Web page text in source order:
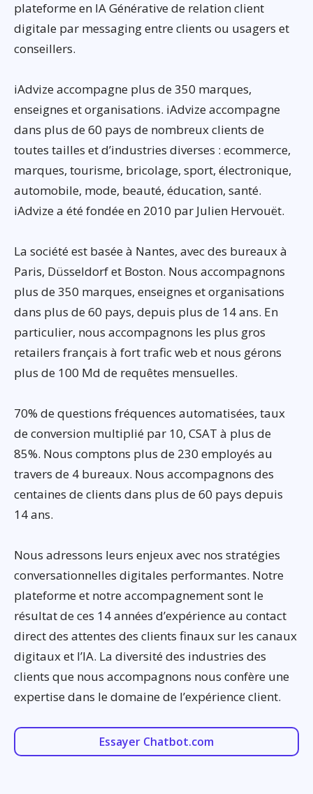
plateforme en IA Générative de relation client
digitale par messaging entre clients ou usagers et
conseillers.
iAdvize accompagne plus de 350 marques,
enseignes et organisations. iAdvize accompagne
dans plus de 60 pays de nombreux clients de
toutes tailles et d’industries diverses : ecommerce,
marques, tourisme, bricolage, sport, électronique,
automobile, mode, beauté, éducation, santé.
iAdvize a été fondée en 2010 par Julien Hervouët.
La société est basée à Nantes, avec des bureaux à
Paris, Düsseldorf et Boston. Nous accompagnons
plus de 350 marques, enseignes et organisations
dans plus de 60 pays, depuis plus de 14 ans. En
particulier, nous accompagnons les plus gros
retailers français à fort trafic web et nous gérons
plus de 100 Md de requêtes mensuelles.
70% de questions fréquences automatisées, taux
de conversion multiplié par 10, CSAT à plus de
85%. Nous comptons plus de 230 employés au
travers de 4 bureaux. Nous accompagnons des
centaines de clients dans plus de 60 pays depuis
14 ans.
Nous adressons leurs enjeux avec nos stratégies
conversationnelles digitales performantes. Notre
plateforme et notre accompagnement sont le
résultat de ces 14 années d’expérience au contact
direct des attentes des clients finaux sur les canaux
digitaux et l’IA. La diversité des industries des
clients que nous accompagnons nous confère une
expertise dans le domaine de l’expérience client.
Essayer Chatbot.com